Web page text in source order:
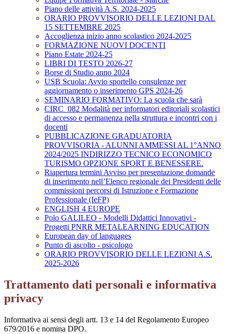
Piano delle attività A.S. 2024-2025
ORARIO PROVVISORIO DELLE LEZIONI DAL
15 SETTEMBRE 2025
Accoglienza inizio anno scolastico 2024-2025
FORMAZIONE NUOVI DOCENTI
Piano Estate 2024-25
LIBRI DI TESTO 2026-27
Borse di Studio anno 2024
USB Scuola: Avvio sportello consulenze per
aggiornamento o inserimento GPS 2024-26
SEMINARIO FORMATIVO: La scuola che sarà
CIRC_082 Modalità per informatori editoriali scolastici
di accesso e permanenza nella struttura e incontri con i
docenti
PUBBLICAZIONE GRADUATORIA
PROVVISORIA - ALUNNI AMMESSI AL 1°ANNO
2024/2025 INDIRIZZO TECNICO ECONOMICO
TURISMO OPZIONE SPORT E BENESSERE.
Riapertura termini Avviso per presentazione domande
di inserimento nell’Elenco regionale dei Presidenti delle
commissioni percorsi di Istruzione e Formazione
Professionale (IeFP)
ENGLISH 4 EUROPE
Polo GALILEO - Modelli Didattici Innovativi -
Progetti PNRR METALEARNING EDUCATION
European day of languages
Punto di ascolto - psicologo
ORARIO PROVVISORIO DELLE LEZIONI A.S.
2025-2026
Trattamento dati personali e informativa
privacy
Informativa ai sensi degli artt. 13 e 14 del Regolamento Europeo
679/2016 e nomina DPO.